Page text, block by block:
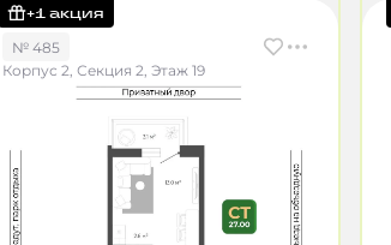
+1 акция
№ 485
Корпус 2, Секция 2, Этаж 19